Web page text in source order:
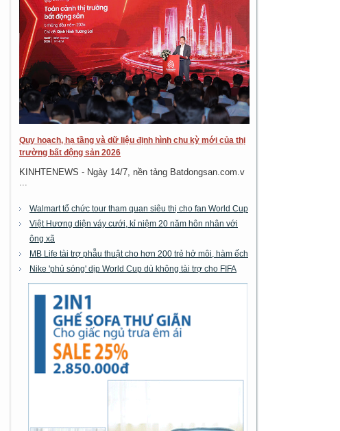
Quy hoạch, hạ tầng và dữ liệu định hình chu kỳ mới của thị
trường bất động sản 2026
KINHTENEWS - Ngày 14/7, nền tảng Batdongsan.com.v
Walmart tổ chức tour tham quan siêu thị cho fan World Cup
Việt Hương diện váy cưới, kỉ niệm 20 năm hôn nhân với
ông xã
MB Life tài trợ phẫu thuật cho hơn 200 trẻ hở môi, hàm ếch
Nike 'phủ sóng' dịp World Cup dù không tài trợ cho FIFA